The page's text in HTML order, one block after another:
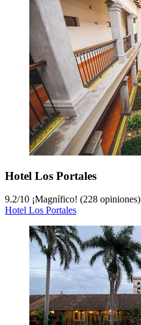
Hotel Los Portales
9.2/10 ¡Magnífico! (228 opiniones)
Hotel Los Portales